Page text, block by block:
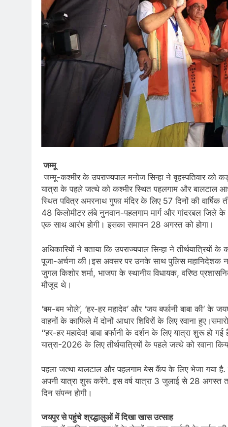
जम्मू
जम्मू-कश्मीर के उपराज्यपाल मनोज सिन्हा ने बृहस्पतिवार को
यात्रा के पहले जत्थे को कश्मीर स्थित पहलगाम और बालटाल
स्थित पवित्र अमरनाथ गुफा मंदिर के लिए 57 दिनों की वार्षिक
48 किलोमीटर लंबे नुनवान-पहलगाम मार्ग और गांदरबल जिले
एक साथ आरंभ होगी। इसका समापन 28 अगस्त को होगा।
अधिकारियों ने बताया कि उपराज्यपाल सिन्हा ने
पूजा-अर्चना की।इस अवसर पर उनके साथ पुलिस महानिदेशक
जुगल किशोर शर्मा, भाजपा के स्थानीय विधायक, वरिष्ठ
मौजूद थे।
‘बम-बम भोले’, ‘हर-हर महादेव’ और ‘जय बर्फानी बाबा की’ के
वाहनों के काफिले में दोनों आधार शिविरों के लिए रवाना
‘‘हर-हर महादेव! बाबा बर्फानी के दर्शन के लिए यात्रा शुरू
यात्रा-2026 के लिए तीर्थयात्रियों के पहले जत्थे को रवाना
पहला जत्था बालटाल और पहलगाम बेस कैंप के लिए भेजा गया है.
अपनी यात्रा शुरू करेंगे. इस वर्ष यात्रा 3 जुलाई से 28 अगस्त
दिन संपन्न होगी।
जयपुर से पहुंचे श्रद्धालुओं में दिखा खास उत्साह